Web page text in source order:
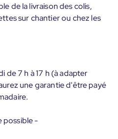
de la livraison des colis,
sur chantier ou chez les
de 7 h à 17 h (à adapter
une garantie d'être payé
possible -